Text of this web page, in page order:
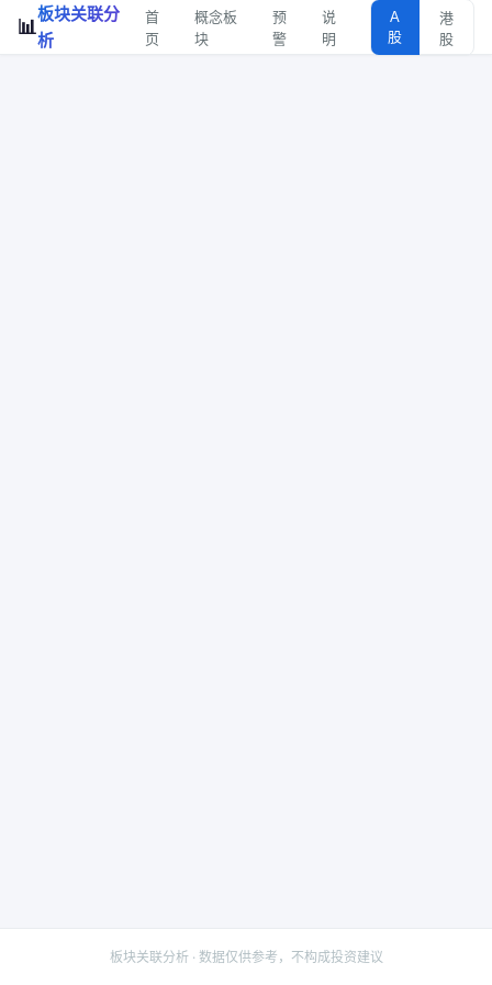
📊
板块关联分
析
首
页
概念板
块
预
警
说
明
A
股
港
股
板块关联分析 · 数据仅供参考，不构成投资建议